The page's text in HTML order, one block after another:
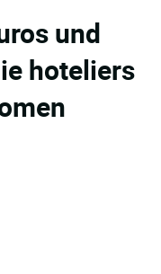
und
hoteliers